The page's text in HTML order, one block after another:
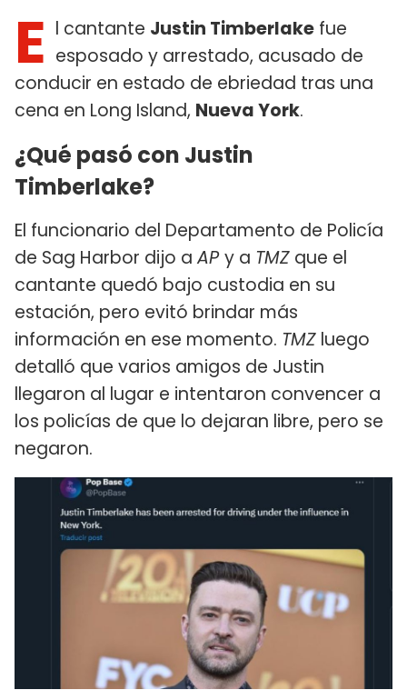
E l cantante Justin Timberlake fue
esposado y arrestado, acusado de
conducir en estado de ebriedad tras una
cena en Long Island, Nueva York.
¿Qué pasó con Justin
Timberlake?
El funcionario del Departamento de Policía
de Sag Harbor​ dijo aAPy a TMZ que el
cantante quedó bajo custodia en su
estación, pero evitó brindar más
información en ese momento. TMZ luego
detalló que varios amigos de Justin
llegaron al lugar e intentaron convencer a
los policías de que lo dejaran libre, pero se
negaron.